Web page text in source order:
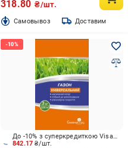
318.80 ₴/шт.
Cамовывоз Доставим
842.17₴/шт.
До -10% з суперкредиткою Visa Вигода